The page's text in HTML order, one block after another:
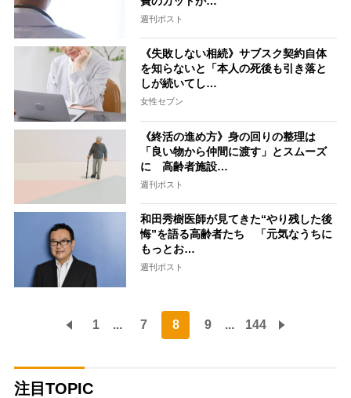
週刊ポスト
《失敗しない相続》サブスク契約自体
を知らないと「本人の死後も引き落と
しが続いてし…
女性セブン
《終活の進め方》身の回りの整理は
「良い物から仲間に渡す」とスムーズ
に 高齢者施設…
週刊ポスト
和田秀樹医師が見てきた“やり残した後
悔”を語る高齢者たち 「元気なうちに
もっとお…
週刊ポスト
1 ... 7 8 9 ... 144
注目TOPIC